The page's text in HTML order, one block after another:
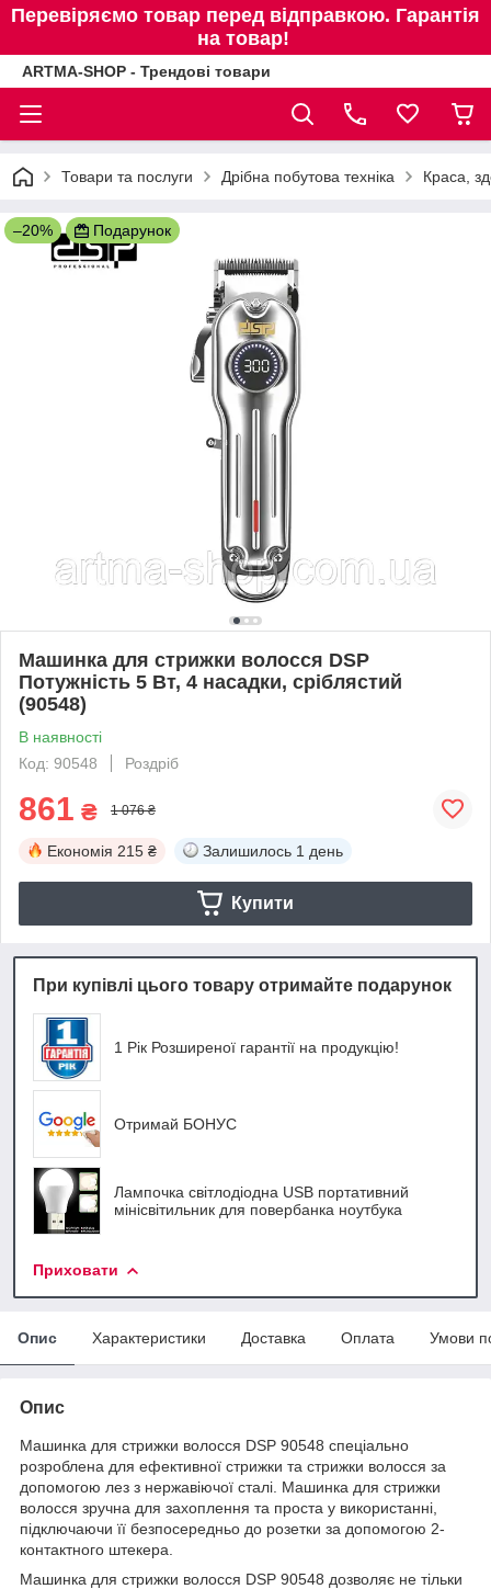
Перевіряємо товар перед відправкою. Гарантія
на товар!
ARTMA-SHOP - Трендові товари
Товари та послуги Дрібна побутова техніка Краса,
–20% Подарунок
Машинка для стрижки волосся DSP
Потужність 5 Вт, 4 насадки, сріблястий
(90548)
В наявності
Код: 90548
Роздріб
861 ₴ 1 076 ₴
Економія 215 ₴ Залишилось 1 день
Купити
При купівлі цього товару отримайте подарунок
1 Рік Розширеної гарантії на продукцію!
Отримай БОНУС
Лампочка світлодіодна USB портативний
мінісвітильник для повербанка ноутбука
Приховати
Опис Характеристики Доставка Оплата Умови
Опис
Машинка для стрижки волосся DSP 90548 спеціально
розроблена для ефективної стрижки та стрижки волосся за
допомогою лез з нержавіючої сталі. Машинка для стрижки
волосся зручна для захоплення та проста у використанні,
підключаючи її безпосередньо до розетки за допомогою 2-
контактного штекера.
Машинка для стрижки волосся DSP 90548 дозволяє не тільки